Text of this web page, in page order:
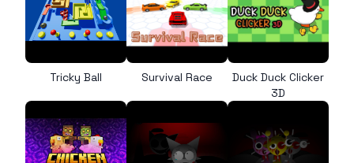
Tricky Ball Survival Race
Duck Duck Clicker
3D